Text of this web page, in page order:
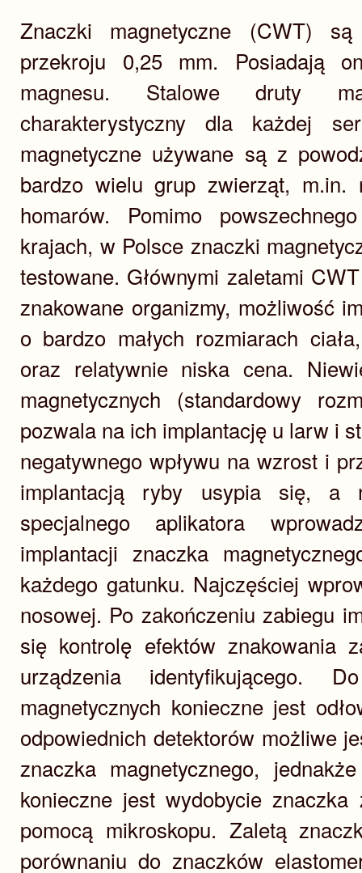
Znaczki magnetyczne (CWT)
przekroju 0,25 mm. Posiadają
magnesu. Stalowe druty
charakterystyczny dla każdej
magnetyczne używane są z
bardzo wielu grup zwierząt, m.in.
homarów. Pomimo
krajach, w Polsce znaczki
testowane. Głównymi zaletami
znakowane organizmy, możliwość
o bardzo małych rozmiarach
oraz relatywnie niska cena.
magnetycznych (standardowy
pozwala na ich implantację u larw i
negatywnego wpływu na wzrost i
implantacją ryby usypia się, a
specjalnego aplikatora
implantacji znaczka
każdego gatunku. Najczęściej
nosowej. Po zakończeniu zabiegu
się kontrolę efektów znakowania
urządzenia identyfikującego.
magnetycznych konieczne jest
odpowiednich detektorów możliwe
znaczka magnetycznego,
konieczne jest wydobycie
pomocą mikroskopu. Zaletą
porównaniu do znaczków